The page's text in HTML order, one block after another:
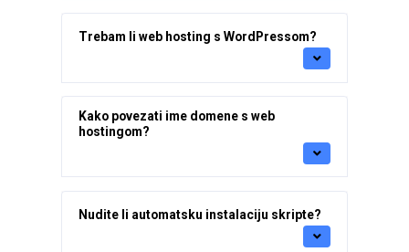
Trebam li web hosting s WordPressom?
Kako povezati ime domene s web
hostingom?
Nudite li automatsku instalaciju skripte?